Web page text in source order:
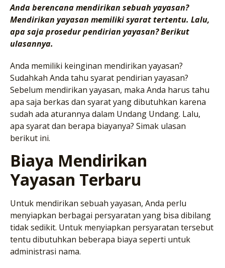
Anda berencana mendirikan sebuah yayasan?
Mendirikan yayasan memiliki syarat tertentu. Lalu,
apa saja prosedur pendirian yayasan? Berikut
ulasannya.
Anda memiliki keinginan mendirikan yayasan?
Sudahkah Anda tahu syarat pendirian yayasan?
Sebelum mendirikan yayasan, maka Anda harus tahu
apa saja berkas dan syarat yang dibutuhkan karena
sudah ada aturannya dalam Undang Undang. Lalu,
apa syarat dan berapa biayanya? Simak ulasan
berikut ini.
Biaya Mendirikan
Yayasan Terbaru
Untuk mendirikan sebuah yayasan, Anda perlu
menyiapkan berbagai persyaratan yang bisa dibilang
tidak sedikit. Untuk menyiapkan persyaratan tersebut
tentu dibutuhkan beberapa biaya seperti untuk
administrasi nama.